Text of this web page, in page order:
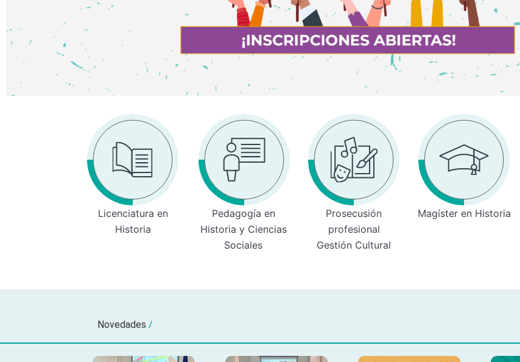
Licenciatura en
Historia
Pedagogía en
Historia y Ciencias
Sociales
Prosecusión
profesional
Gestión Cultural
Magíster en Historia
Novedades /